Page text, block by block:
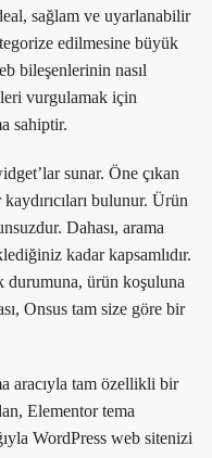
sağlam ve uyarlanabilir
edilmesine büyük
bileşenlerinin nasıl
vurgulamak için
sahiptir.
sunar. Öne çıkan
bulunur. Ürün
Dahası, arama
kadar kapsamlıdır.
durumuna, ürün koşuluna
Onsus tam size göre bir
aracıyla tam özellikli bir
Elementor tema
WordPress web sitenizi